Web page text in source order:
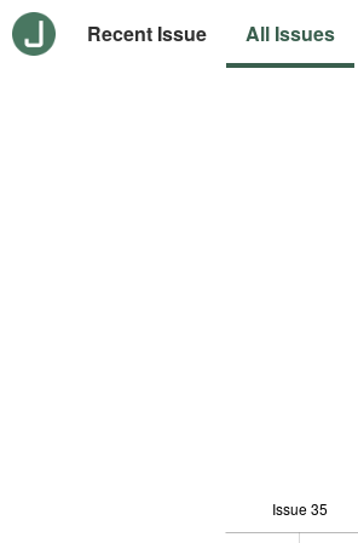
Recent Issue All Issues
Issue 35